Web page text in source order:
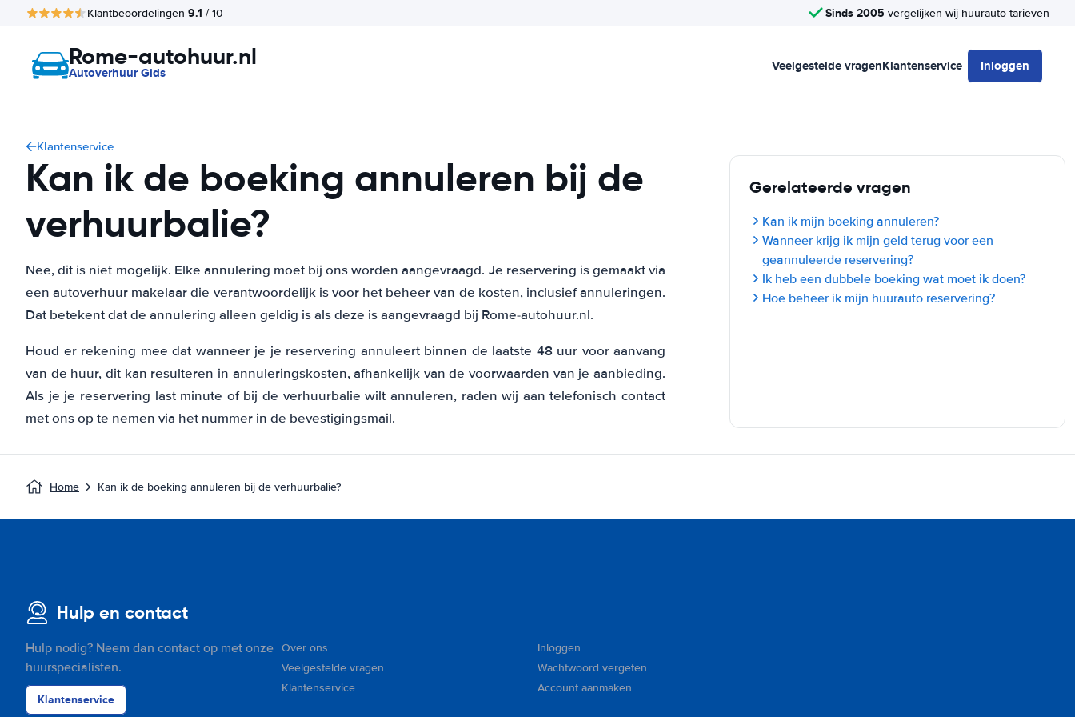
Klantbeoordelingen 9.1 / 10 Sinds 2005 vergelijken wij huurauto tarieven
Rome-autohuur.nl
Autoverhuur Gids Veelgestelde vragenKlantenservice Inloggen
Klantenservice
Kan ik de boeking annuleren bij de
verhuurbalie?
Nee, dit is niet mogelijk. Elke annulering moet bij ons worden aangevraagd. Je reservering is gemaakt via
een autoverhuur makelaar die verantwoordelijk is voor het beheer van de kosten, inclusief annuleringen.
Dat betekent dat de annulering alleen geldig is als deze is aangevraagd bij Rome-autohuur.nl.
Houd er rekening mee dat wanneer je je reservering annuleert binnen de laatste 48 uur voor aanvang
van de huur, dit kan resulteren in annuleringskosten, afhankelijk van de voorwaarden van je aanbieding.
Als je je reservering last minute of bij de verhuurbalie wilt annuleren, raden wij aan telefonisch contact
met ons op te nemen via het nummer in de bevestigingsmail.
Gerelateerde vragen
Kan ik mijn boeking annuleren?
Wanneer krijg ik mijn geld terug voor een
geannuleerde reservering?
Ik heb een dubbele boeking wat moet ik doen?
Hoe beheer ik mijn huurauto reservering?
Home Kan ik de boeking annuleren bij de verhuurbalie?
Hulp en contact
Hulp nodig? Neem dan contact op met onze
huurspecialisten.
Klantenservice
Over ons
Veelgestelde vragen
Klantenservice
Inloggen
Wachtwoord vergeten
Account aanmaken